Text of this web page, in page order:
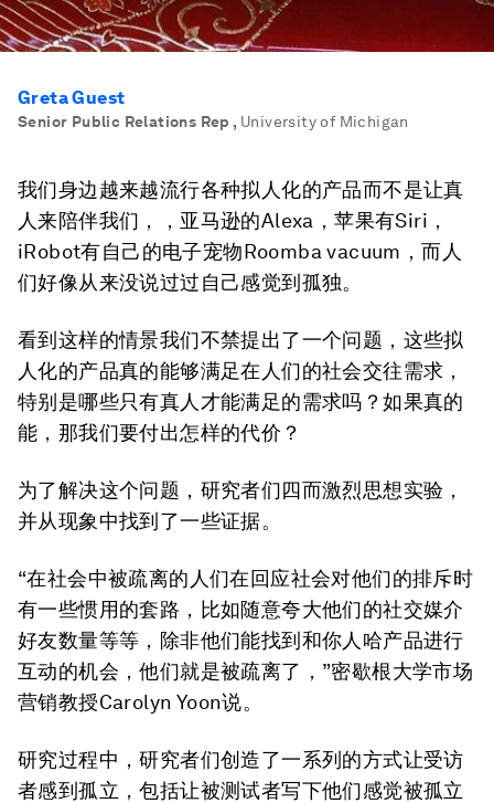
Greta Guest
Senior Public Relations Rep , University of Michigan
我们身边越来越流行各种拟人化的产品而不是让真
人来陪伴我们，，亚马逊的Alexa，苹果有Siri，
iRobot有自己的电子宠物Roomba vacuum，而人
们好像从来没说过过自己感觉到孤独。
看到这样的情景我们不禁提出了一个问题，这些拟
人化的产品真的能够满足在人们的社会交往需求，
特别是哪些只有真人才能满足的需求吗？如果真的
能，那我们要付出怎样的代价？
为了解决这个问题，研究者们四而激烈思想实验，
并从现象中找到了一些证据。
“在社会中被疏离的人们在回应社会对他们的排斥时
有一些惯用的套路，比如随意夸大他们的社交媒介
好友数量等等，除非他们能找到和你人哈产品进行
互动的机会，他们就是被疏离了，”密歇根大学市场
营销教授Carolyn Yoon说。
研究过程中，研究者们创造了一系列的方式让受访
者感到孤立，包括让被测试者写下他们感觉被孤立